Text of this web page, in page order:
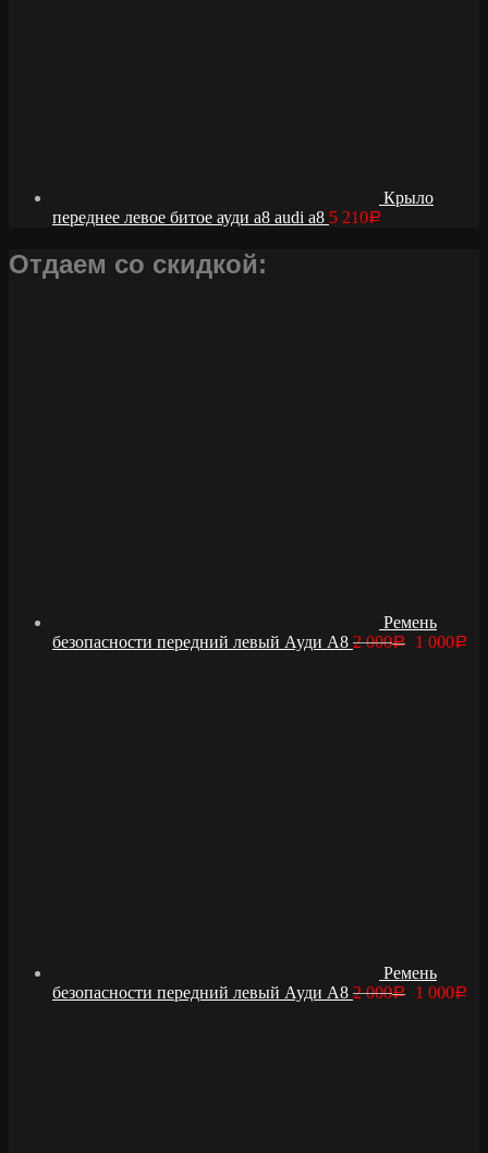
Крыло
переднее левое битое ауди а8 audi a8 5 210Р
Отдаем со скидкой:
Ремень
безопасности передний левый Ауди А8 2 000Р 1 000Р
Ремень
безопасности передний левый Ауди А8 2 000Р 1 000Р